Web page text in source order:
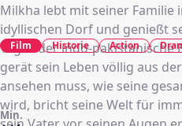
Milkha lebt mit seiner Familie
idyllischen Dorf und genießt
Tages der indo-
gerät sein Leben völlig aus
ansehen muss, wie seine
wird, bricht seine Welt für
Min.
Film Historie Action